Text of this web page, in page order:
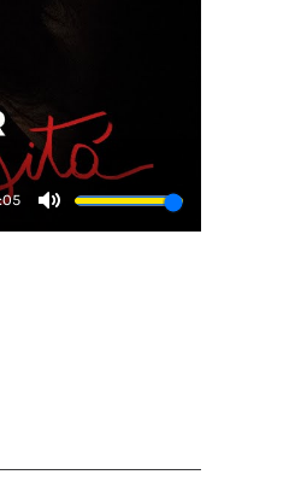
Mute